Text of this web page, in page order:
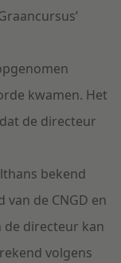
kwamen. Het
de directeur
bekend
de CNGD en
de directeur kan
volgens